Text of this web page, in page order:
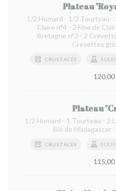
Plateau
1/2 Homard - 1/2 Tourteau -
Claire n°4 - 2 Fine de
Bretagne n°3 - 2
Crevettes
CRUSTACÉS
120,00
Plateau
1/2 Homard - 1 Tourteau - 2
Bio de Madagascar
CRUSTACÉS
115,00